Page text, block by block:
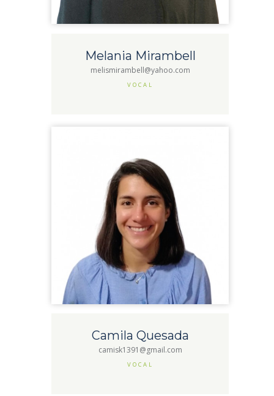
Melania Mirambell
melismirambell@yahoo.com
VOCAL
Camila Quesada
camisk1391@gmail.com
VOCAL